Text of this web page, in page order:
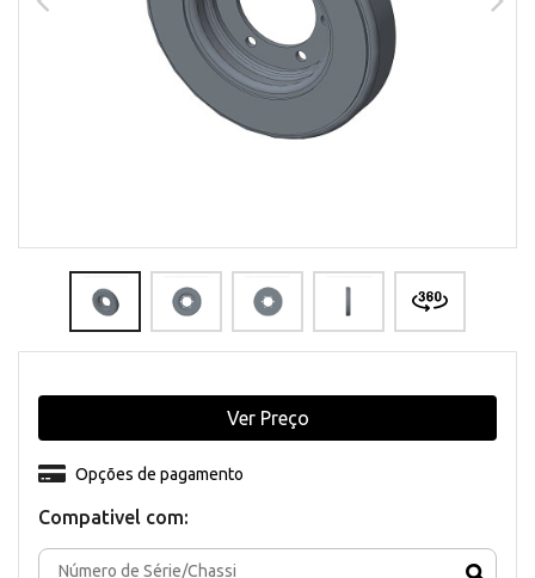
Compativel com:
Opções de pagamento
Ver Preço